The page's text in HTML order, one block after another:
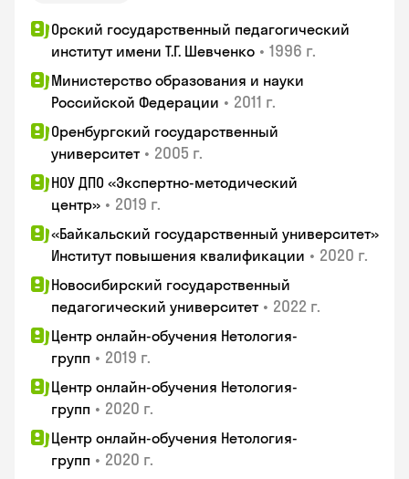
Орский государственный педагогический
институт имени Т.Г. Шевченко • 1996 г.
Министерство образования и науки
Российской Федерации • 2011 г.
Оренбургский государственный
университет • 2005 г.
НОУ ДПО «Экспертно-методический
центр» • 2019 г.
«Байкальский государственный университет»
Институт повышения квалификации • 2020 г.
Новосибирский государственный
педагогический университет • 2022 г.
Центр онлайн-обучения Нетология-
групп • 2019 г.
Центр онлайн-обучения Нетология-
групп • 2020 г.
Центр онлайн-обучения Нетология-
групп • 2020 г.